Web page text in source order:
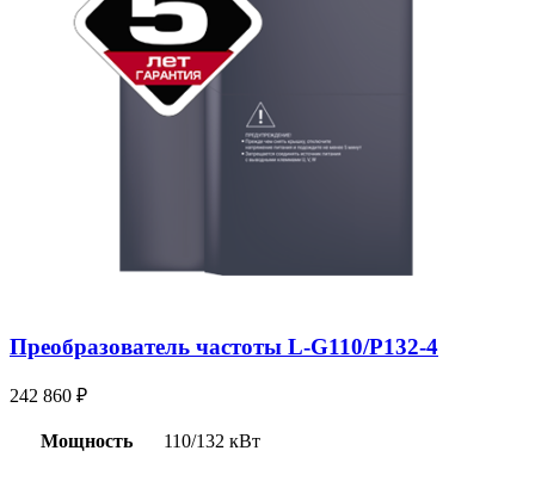
Преобразователь частоты L-G110/P132-4
242 860 ₽
Мощность 110/132 кВт